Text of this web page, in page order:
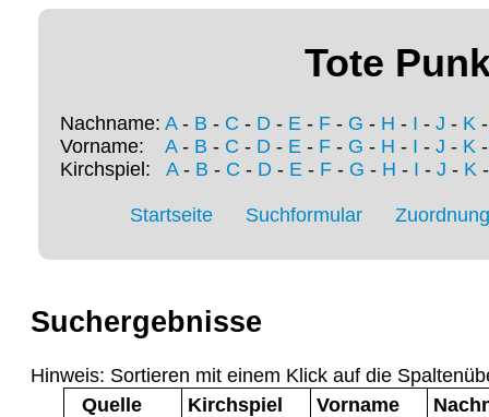
Tote
Nachname: A- B - C - D - E - F - G - H - I - J - K
Vorname: A- B - C - D - E - F - G - H - I - J - K
Kirchspiel: A- B - C - D- E- F- G - H - I - J - K
Startseite Suchformular
Suchergebnisse
Hinweis: Sortieren mit einem Klick auf die
Quelle
Kirchspiel Vorname